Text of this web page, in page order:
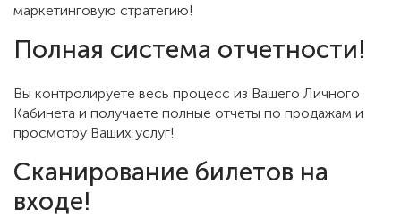
маркетинговую стратегию!
Полная система отчетности!
Вы контролируете весь процесс из Вашего Личного
Кабинета и получаете полные отчеты по продажам и
просмотру Ваших услуг!
Сканирование билетов на
входе!